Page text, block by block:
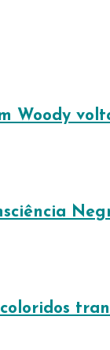
Woody